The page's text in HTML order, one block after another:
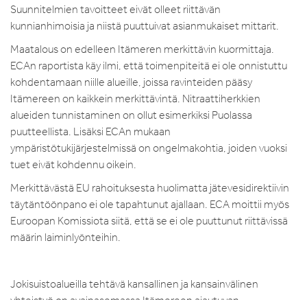
Suunnitelmien tavoitteet eivät olleet riittävän
kunnianhimoisia ja niistä puuttuivat asianmukaiset mittarit.
Maatalous on edelleen Itämeren merkittävin kuormittaja.
ECAn raportista käy ilmi, että toimenpiteitä ei ole onnistuttu
kohdentamaan niille alueille, joissa ravinteiden pääsy
Itämereen on kaikkein merkittävintä. Nitraattiherkkien
alueiden tunnistaminen on ollut esimerkiksi Puolassa
puutteellista. Lisäksi ECAn mukaan
ympäristötukijärjestelmissä on ongelmakohtia, joiden vuoksi
tuet eivät kohdennu oikein.
Merkittävästä EU rahoituksesta huolimatta jätevesidirektiivin
täytäntöönpano ei ole tapahtunut ajallaan. ECA moittii myös
Euroopan Komissiota siitä, että se ei ole puuttunut riittävissä
määrin laiminlyönteihin.
Jokisuistoalueilla tehtävä kansallinen ja kansainvälinen